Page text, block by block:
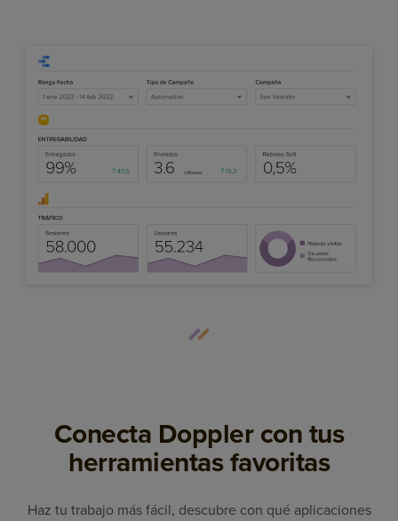
Conecta Doppler con tus
herramientas favoritas
Haz tu trabajo más fácil, descubre con qué aplicaciones